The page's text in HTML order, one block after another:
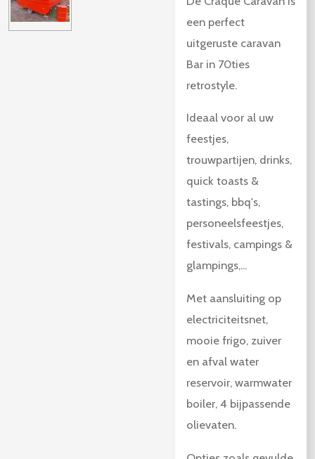
een perfect
uitgeruste caravan
Bar in 70ties
retrostyle.
Ideaal voor al uw
feestjes,
trouwpartijen, drinks,
quick toasts &
tastings, bbq's,
personeelsfeestjes,
festivals, campings &
glampings,...
Met aansluiting op
electriciteitsnet,
mooie frigo, zuiver
en afval water
reservoir, warmwater
boiler, 4 bijpassende
olievaten.